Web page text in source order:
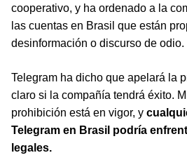
cooperativo, y ha ordenado a la
las cuentas en Brasil que están
desinformación o discurso de odio.
Telegram ha dicho que apelará la
claro si la compañía tendrá éxito.
prohibición está en vigor, y
Telegram en Brasil podría
legales.